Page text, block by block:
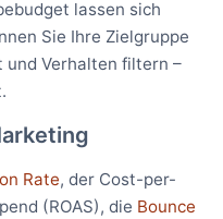
lassen sich
Sie Ihre Zielgruppe
und Verhalten filtern –
Rate, der Cost-per-
(ROAS), die Bounce